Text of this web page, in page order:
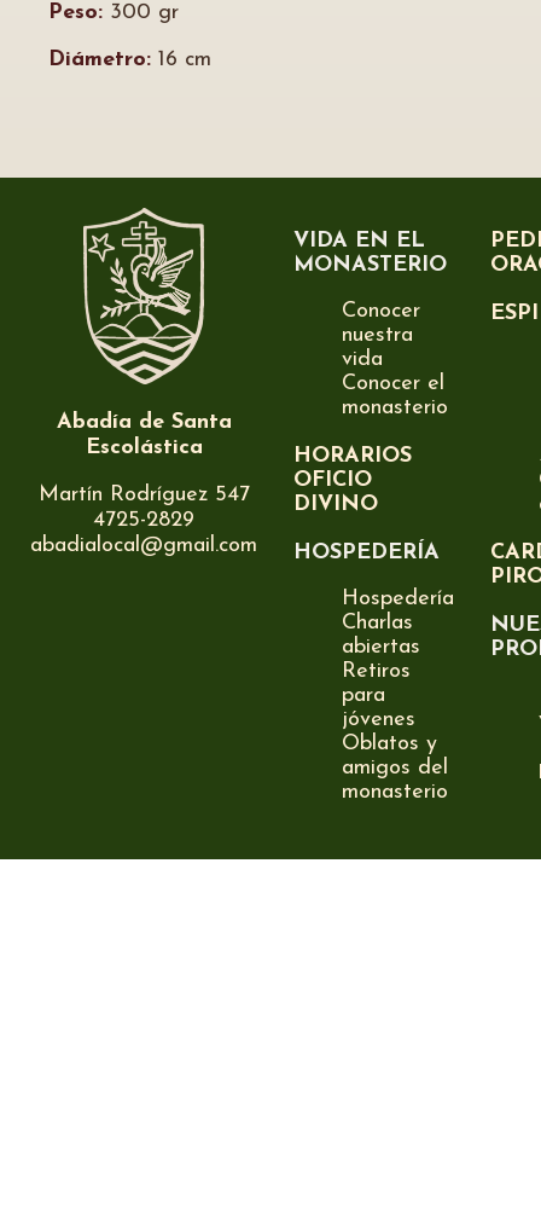
Peso: 300 gr
Diámetro: 16 cm
Abadía de Santa
Escolástica
Martín Rodríguez 547
4725-2829
abadialocal@gmail.com
VIDA EN EL
MONASTERIO
Conocer
nuestra
vida
Conocer el
monasterio
HORARIOS
OFICIO
DIVINO
HOSPEDERÍA
Hospedería
Charlas
abiertas
Retiros
para
jóvenes
Oblatos y
amigos del
monasterio